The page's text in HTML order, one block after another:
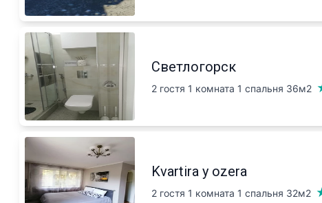
Светлогорск
2 гостя 1 комната 1 спальня 36м2
Kvartira y ozera
2 гостя 1 комната 1 спальня 32м2